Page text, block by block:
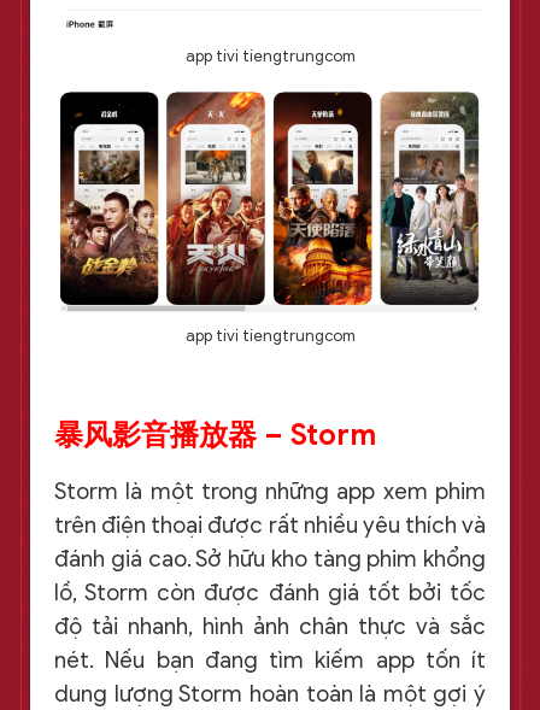
app tivi tiengtrungcom
app tivi tiengtrungcom
暴风影音播放器 – Storm
Storm là một trong những app xem phim
trên điện thoại được rất nhiều yêu thích và
đánh giá cao. Sở hữu kho tàng phim khổng
lồ, Storm còn được đánh giá tốt bởi tốc
độ tải nhanh, hình ảnh chân thực và sắc
nét. Nếu bạn đang tìm kiếm app tốn ít
dung lượng Storm hoàn toàn là một gợi ý